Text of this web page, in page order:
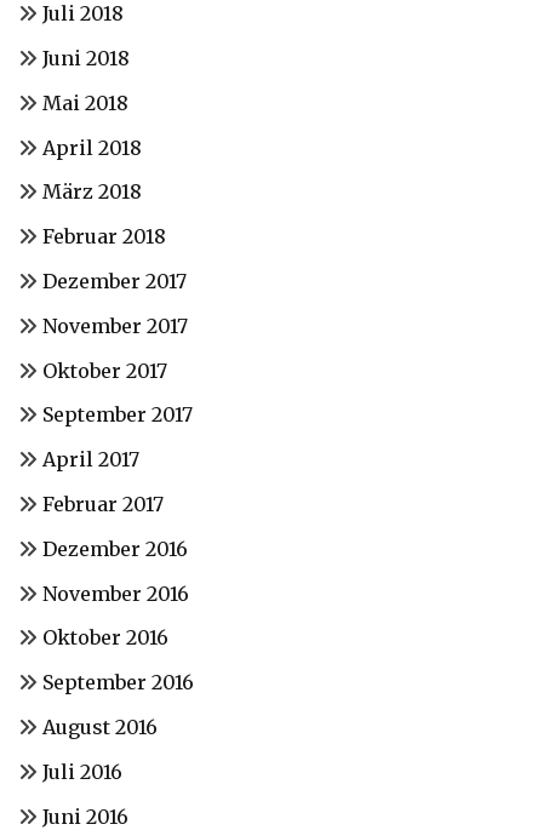
Juli 2018
Juni 2018
Mai 2018
April 2018
März 2018
Februar 2018
Dezember 2017
November 2017
Oktober 2017
September 2017
April 2017
Februar 2017
Dezember 2016
November 2016
Oktober 2016
September 2016
August 2016
Juli 2016
Juni 2016